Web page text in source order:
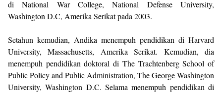
di National War College, National Defense University,
Washington D.C, Amerika Serikat pada 2003.
Setahun kemudian, Andika menempuh pendidikan di Harvard
University, Massachusetts, Amerika Serikat. Kemudian, dia
menempuh pendidikan doktoral di The Trachtenberg School of
Public Policy and Public Administration, The George Washington
University, Washington D.C. Selama menempuh pendidikan di